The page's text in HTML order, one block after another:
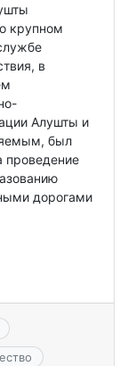
крупном
в
Алушты и
был
проведение
дорогами